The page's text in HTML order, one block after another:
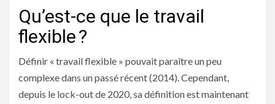
Qu’est-ce que le travail
flexible ?
Définir « travail flexible » pouvait paraître un peu
complexe dans un passé récent (2014). Cependant,
depuis le lock-out de 2020, sa définition est maintenant